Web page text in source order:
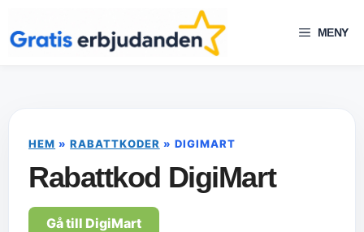
till
innehåll
MENY
HEM »RABATTKODER » DIGIMART
Rabattkod DigiMart
Gå till DigiMart